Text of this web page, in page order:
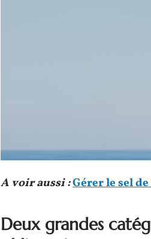
A voir aussi :Gérer le sel
Deux grandes